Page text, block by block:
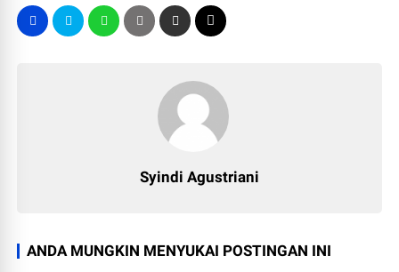
Syindi Agustriani
ANDA MUNGKIN MENYUKAI POSTINGAN INI